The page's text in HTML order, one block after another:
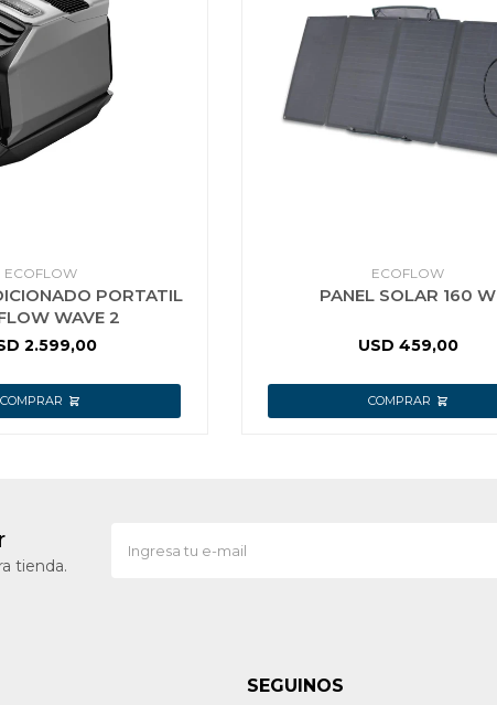
ECOFLOW
PORTATIL
WAVE 2
2.599,00
ECOFLOW
PANEL SOLAR 160 W
USD 459,00
tienda.
SEGUINOS